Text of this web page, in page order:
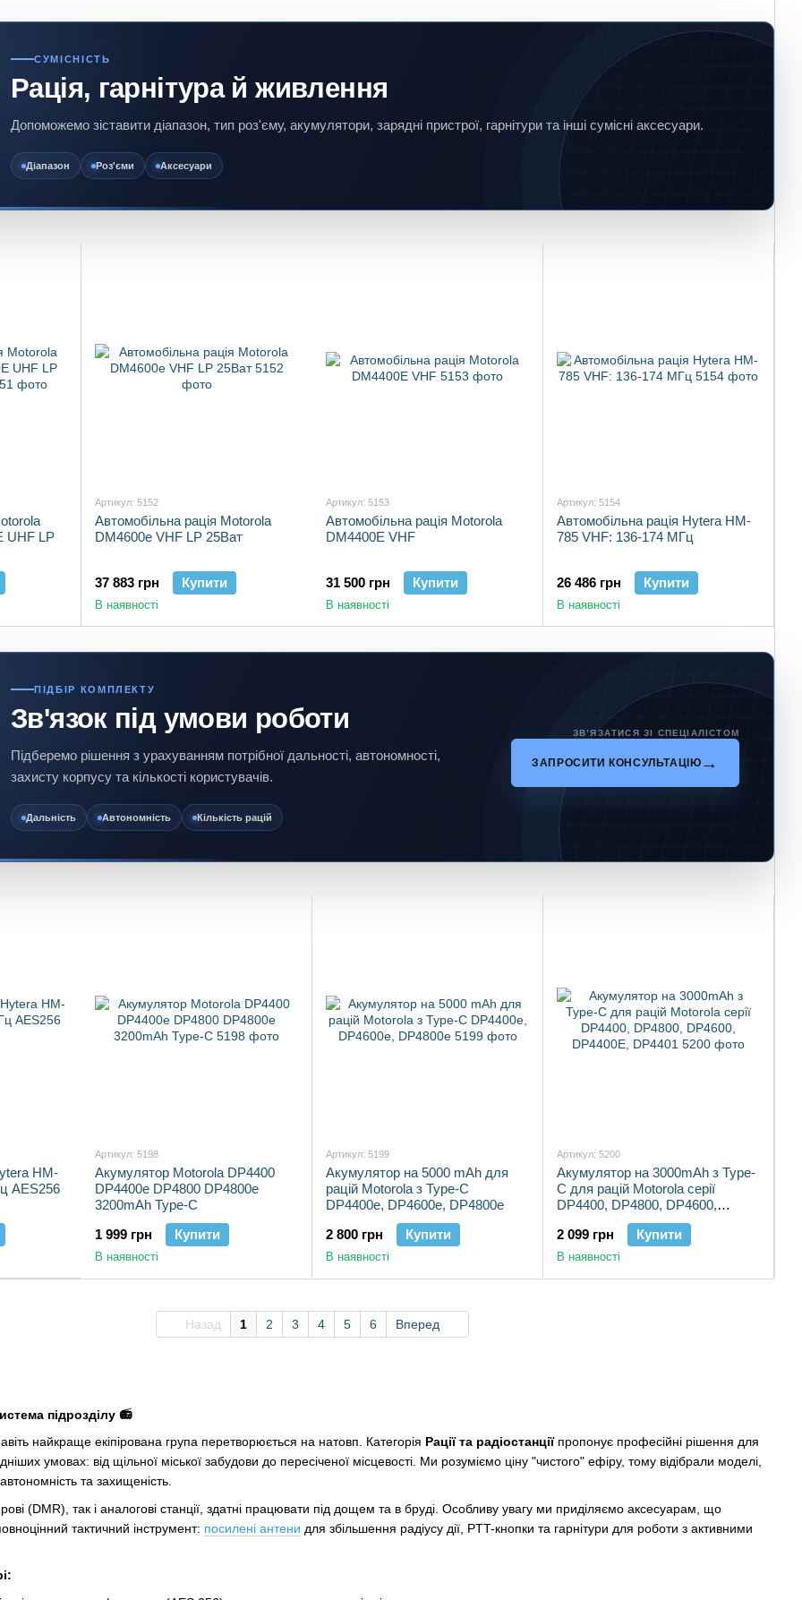
підрозділу 📻
найкраще екіпірована група перетворюється на натовп. Категорія Рації та радіостанціїпропонує професійні рішення для
умовах: від щільної міської забудови до пересіченої місцевості. Ми розуміємо ціну "чистого" ефіру, тому відібрали моделі,
та захищеність.
(DMR), так і аналогові станції, здатні працювати під дощем та в бруді. Особливу увагу ми приділяємо аксесуарам, що
тактичний інструмент: посилені антени для збільшення радіусу дії, PTT-кнопки та гарнітури для роботи з активними
СУМІСНІСТЬ
Рація, гарнітура й живлення
Допоможемо зіставити діапазон, тип роз'єму, акумулятори, зарядні пристрої, гарнітури та інші сумісні аксесуари.
Діапазон Роз'єми Аксесуари
UHF LP
Артикул: 5152
Автомобільна рація Motorola
DM4600e VHF LP 25Ват
37 883 грн Купити
В наявності
Артикул: 5153
Автомобільна рація Motorola
DM4400E VHF
31 500 грн Купити
В наявності
Артикул: 5154
Автомобільна рація Hytera HM-
785 VHF: 136-174 МГц
26 486 грн Купити
В наявності
ПІДБІР КОМПЛЕКТУ
Зв'язок під умови роботи
Підберемо рішення з урахуванням потрібної дальності, автономності,
захисту корпусу та кількості користувачів.
Дальність Автономність Кількість рацій
ЗВ’ЯЗАТИСЯ ЗІ СПЕЦІАЛІСТОМ
ЗАПРОСИТИ КОНСУЛЬТАЦІЮ
HM-
AES256
Артикул: 5198
Акумулятор Motorola DP4400
DP4400e DP4800 DP4800e
3200mAh Type-C
1 999 грн
Купити
В наявності
Артикул: 5199
Акумулятор на 5000 mAh для
рацій Motorola з Type-C
DP4400e, DP4600e, DP4800e
2 800 грн
Купити
В наявності
Артикул: 5200
Акумулятор на 3000mAh з Type-
C для рацій Motorola серії
DP4400, DP4800, DP4600,
DP4400E, DP4401
2 099 грн
Купити
В наявності
Назад 1 2 3 4 5 6 Вперед